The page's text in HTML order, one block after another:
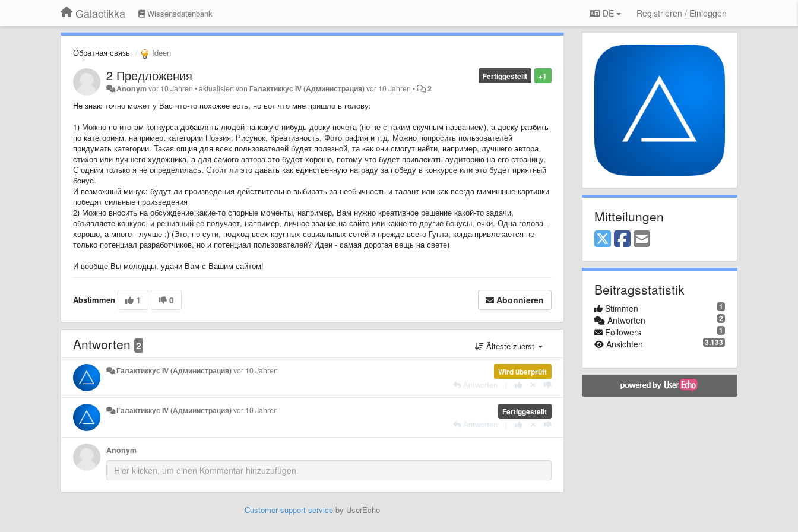
Galactikka Wissensdatenbank DE Registrieren / Einloggen
Обратная связь Ideen
+1
Fertiggestellt
2 Предложения
Anonym vor 10 Jahren •aktualisiert vonГалактиккус IV (Администрация)vor 10 Jahren • 2
Не знаю точно может у Вас что-то похожее есть, но вот что мне пришло в голову:
1) Можно по итогам конкурса добавлять людей на какую-нибудь доску почета (но не с таким скучным названием), а доску разбить
по категориям, например, категории Поэзия, Рисунок, Креативность, Фотография и т.д. Можно попросить пользователей
придумать категории. Такая опция для всех пользователей будет полезной, та как они смогут найти, например, лучшего автора
стихов или лучшего художника, а для самого автора это будет хорошо, потому что будет привлекать аудиторию на его страницу.
С одним только я не определилась. Стоит ли это давать как единственную награду за победу в конкурсе или это будет приятный
бонус.
И возможный минус: будут ли произведения действительно выбирать за необычность и талант или как всегда мимишные картинки
победят сильные произведения
2) Можно вносить на обсуждение какие-то спорные моменты, например, Вам нужно креативное решение какой-то задачи,
объявляете конкурс, и решивший ее получает, например, личное звание на сайте или какие-то другие бонусы, очки. Одна голова -
хорошо, а много - лучше :) (Это, по сути, подход всех крупных социальных сетей и прежде всего Гугла, когда привлекается не
только потенциал разработчиков, но и потенциал пользователей? Идеи - самая дорогая вещь на свете)
И вообще Вы молодцы, удачи Вам с Вашим сайтом!
Abstimmen 1 0 Abonnieren
Antworten 2 Älteste zuerst
Wird überprüft
Галактиккус IV (Администрация)vor 10 Jahren
Antworten
Fertiggestellt
Галактиккус IV (Администрация)vor 10 Jahren
Antworten
Anonym
Customer support serviceby UserEcho
Mitteilungen
Beitragsstatistik
1
Stimmen
2
Antworten
1
Followers
3.133
Ansichten